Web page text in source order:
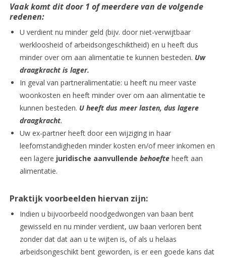
Vaak komt dit door 1 of meerdere van de volgende
redenen:
U verdient nu minder geld (bijv. door niet-verwijtbaar
werkloosheid of arbeidsongeschiktheid) en u heeft dus
minder over om aan alimentatie te kunnen besteden. Uw
draagkracht is lager.
In geval van partneralimentatie: u heeft nu meer vaste
woonkosten en heeft minder over om aan alimentatie te
kunnen besteden. U heeft dus meer lasten, dus lagere
draagkracht.
Uw ex-partner heeft door een wijziging in haar
leefomstandigheden minder kosten en/of meer inkomen en
een lagere juridische aanvullende behoefte heeft aan
alimentatie.
Praktijk voorbeelden hiervan zijn:
Indien u bijvoorbeeld noodgedwongen van baan bent
gewisseld en nu minder verdient, uw baan verloren bent
zonder dat dat aan u te wijten is, of als u helaas
arbeidsongeschikt bent geworden, is er een goede kans dat